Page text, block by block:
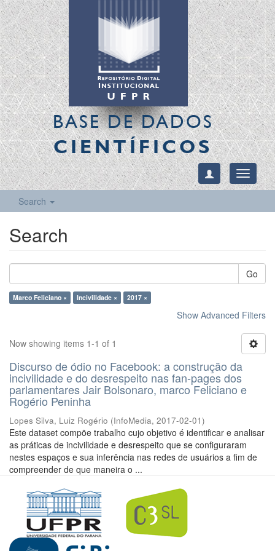
BASE DE DADOS
CIENTÍFICOS
Toggle
Search
Search
Go
Marco Feliciano × Incivilidade × 2017 ×
Show Advanced Filters
Now showing items 1-1 of 1
Discurso de ódio no Facebook: a construção da
incivilidade e do desrespeito nas fan-pages dos
parlamentares Jair Bolsonaro, marco Feliciano e
Rogério Peninha
Lopes Silva, Luiz Rogério (InfoMedia, 2017-02-01)
Este dataset compõe trabalho cujo objetivo é identificar e analisar
as práticas de incivilidade e desrespeito que se configuraram
nestes espaços e sua inferência nas redes de usuários a fim de
compreender de que maneira o ...